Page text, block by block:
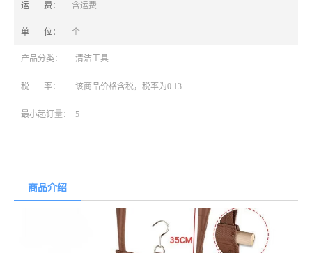
运 费： 含运费
单 位： 个
产品分类： 清洁工具
税 率： 该商品价格含税，税率为0.13
最小起订量： 5
商品介绍